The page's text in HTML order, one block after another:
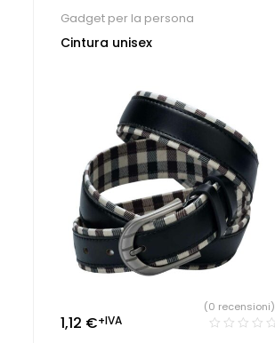
Gadget per la persona
Cintura unisex
1,12 €+IVA
(0 recensioni)